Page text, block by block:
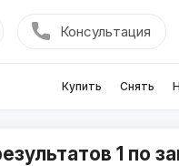
Консультация
Купить Снять
1 по